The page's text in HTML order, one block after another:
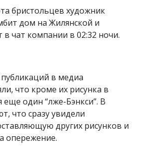
бристольцев художник
дом на Жилянской и
в чат компании в 02:32 ночи.
в медиа
что кроме их рисунка в
еще один “лже-Бэнкси”. В
что сразу увидели
других рисунков и
опережение.